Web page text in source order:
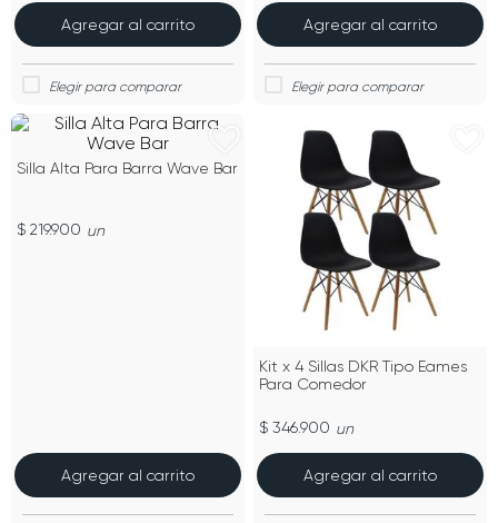
Agregar al carrito Agregar al carrito
Silla Alta Para Barra Wave Bar
$ 219.900 un
Agregar al carrito
Kit x 4 Sillas DKR Tipo Eames
Para Comedor
$ 346.900 un
Agregar al carrito